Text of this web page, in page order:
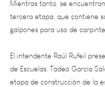
galpones para uso de
El intendente Raúl Rufeil
de Escuelas, Tadeo García
etapa de construcción de
desde la dirección de